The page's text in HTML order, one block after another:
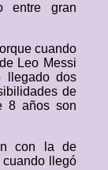
entre gran
cuando
Leo Messi
llegado dos
de
8 años son
con la de
cuando llegó